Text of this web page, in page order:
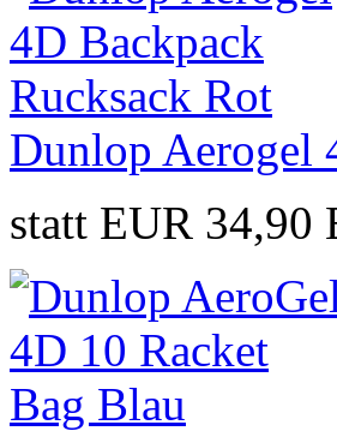
Dunlop Aerogel
statt EUR 34,90